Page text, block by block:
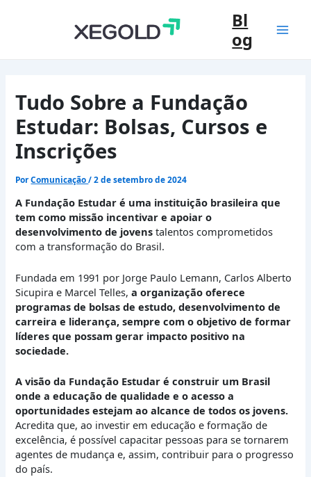
Bl
og
Tudo Sobre a Fundação
Estudar: Bolsas, Cursos e
Inscrições
PorComunicação/2 de setembro de 2024
A Fundação Estudar é uma instituição brasileira que
tem como missão incentivar e apoiar o
desenvolvimento de jovens talentos comprometidos
com a transformação do Brasil.
Fundada em 1991 por Jorge Paulo Lemann, Carlos Alberto
Sicupira e Marcel Telles,a organização oferece
programas de bolsas de estudo, desenvolvimento de
carreira e liderança, sempre com o objetivo de formar
líderes que possam gerar impacto positivo na
sociedade.
A visão da Fundação Estudar é construir um Brasil
onde a educação de qualidade e o acesso a
oportunidades estejam ao alcance de todos os jovens.
Acredita que, ao investir em educação e formação de
excelência, é possível capacitar pessoas para se tornarem
agentes de mudança e, assim, contribuir para o progresso
do país.